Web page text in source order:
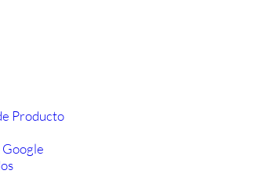
Producto